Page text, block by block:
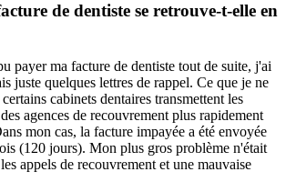
de dentiste se retrouve-t-elle en
payer ma facture de dentiste tout de suite, j'ai
juste quelques lettres de rappel. Ce que je ne
cabinets dentaires transmettent les
agences de recouvrement plus rapidement
mon cas, la facture impayée a été envoyée
(120 jours). Mon plus gros problème n'était
appels de recouvrement et une mauvaise